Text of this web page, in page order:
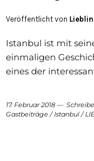
Veröffentlicht von
Istanbul ist mit
einmaligen
eines der
17. Februar 2018
Gastbeiträge / Istanbul /